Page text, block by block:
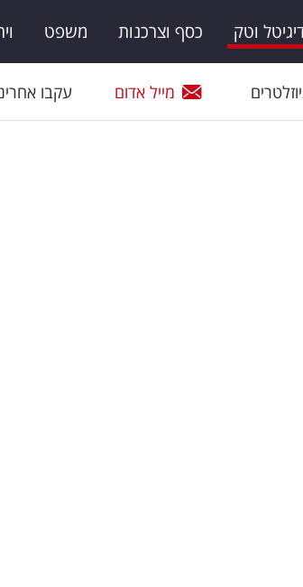
וטק כסף וצרכנות משפט
מייל אדום עקבו